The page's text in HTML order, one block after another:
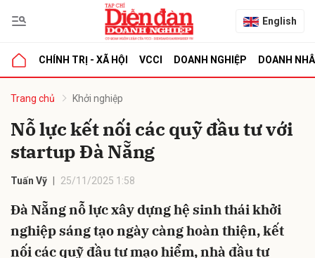
English
CHÍNH TRỊ - XÃ HỘI VCCI DOANH NGHIỆP DOANH
Trang chủ Khởi nghiệp
Nỗ lực kết nối các quỹ đầu tư với
startup Đà Nẵng
Tuấn Vỹ 25/11/2025 1:58
Đà Nẵng nỗ lực xây dựng hệ sinh thái khởi
nghiệp sáng tạo ngày càng hoàn thiện, kết
nối các quỹ đầu tư mạo hiểm, nhà đầu tư
luận
Hủy